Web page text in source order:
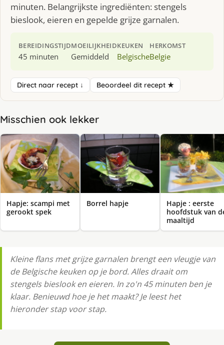
minuten. Belangrijkste ingrediënten: stengels
bieslook, eieren en gepelde grijze garnalen.
BEREIDINGSTIJD
45 minuten
MOEILIJKHEID
Gemiddeld
KEUKEN
Belgische
HERKOMST
Belgie
Direct naar recept ↓ Beoordeel dit recept ★
Misschien ook lekker
Hapje: scampi met
gerookt spek
Borrel hapje
Hapje : eerste
hoofdstuk van
maaltijd
Kleine flans met grijze garnalen brengt een vleugje van
de Belgische keuken op je bord. Alles draait om
stengels bieslook en eieren. In zo'n 45 minuten ben je
klaar. Benieuwd hoe je het maakt? Je leest het
hieronder stap voor stap.